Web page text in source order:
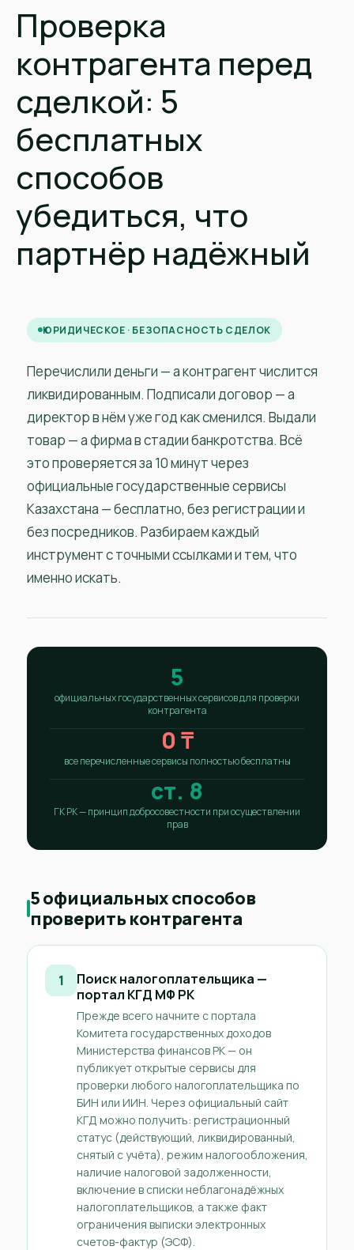
Проверка
контрагента перед
сделкой: 5
бесплатных
способов
убедиться, что
партнёр надёжный
ЮРИДИЧЕСКОЕ · БЕЗОПАСНОСТЬ СДЕЛОК
Перечислили деньги — а контрагент числится
ликвидированным. Подписали договор — а
директор в нём уже год как сменился. Выдали
товар — а фирма в стадии банкротства. Всё
это проверяется за 10 минут через
официальные государственные сервисы
Казахстана — бесплатно, без регистрации и
без посредников. Разбираем каждый
инструмент с точными ссылками и тем, что
именно искать.
5
официальных государственных сервисов для проверки
контрагента
0 ₸
все перечисленные сервисы полностью бесплатны
ст. 8
ГК РК — принцип добросовестности при осуществлении
прав
5 официальных способов
проверить контрагента
1
Поиск налогоплательщика —
портал КГД МФ РК
Прежде всего начните с портала
Комитета государственных доходов
Министерства финансов РК — он
публикует открытые сервисы для
проверки любого налогоплательщика по
БИН или ИИН. Через официальный сайт
КГД можно получить: регистрационный
статус (действующий, ликвидированный,
снятый с учёта), режим налогообложения,
наличие налоговой задолженности,
включение в списки неблагонадёжных
налогоплательщиков, а также факт
ограничения выписки электронных
счетов-фактур (ЭСФ).